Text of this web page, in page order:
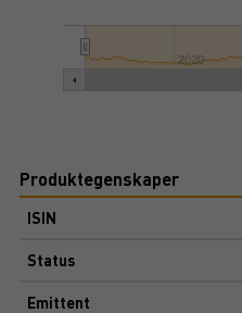
2020
Produktegenskaper
ISIN
Status
Emittent